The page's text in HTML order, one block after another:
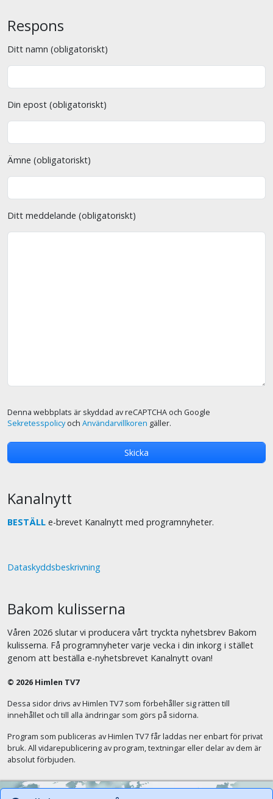
Respons
Ditt namn (obligatoriskt)
Din epost (obligatoriskt)
Ämne (obligatoriskt)
Ditt meddelande (obligatoriskt)
Denna webbplats är skyddad av reCAPTCHA och Google
Sekretesspolicyoch Användarvillkoren gäller.
Kanalnytt
BESTÄLL e-brevet Kanalnytt med programnyheter.
Dataskyddsbeskrivning
Bakom kulisserna
Våren 2026 slutar vi producera vårt tryckta nyhetsbrev Bakom
kulisserna. Få programnyheter varje vecka i din inkorg i stället
genom att beställa e-nyhetsbrevet Kanalnytt ovan!
© 2026 Himlen TV7
Dessa sidor drivs av Himlen TV7 som förbehåller sig rätten till
innehållet och till alla ändringar som görs på sidorna.
Program som publiceras av Himlen TV7 får laddas ner enbart för privat
bruk. All vidarepublicering av program, textningar eller delar av dem är
absolut förbjuden.